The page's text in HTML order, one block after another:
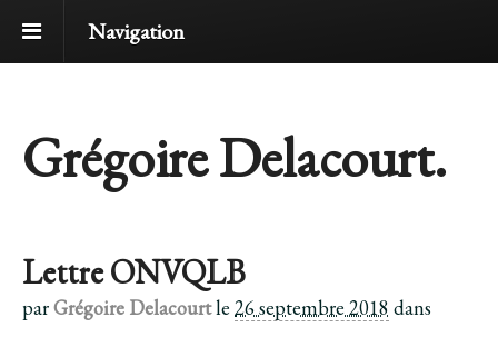
Navigation
Grégoire Delacourt.
Lettre ONVQLB
parGrégoire Delacourtle 26 septembre 2018 dans